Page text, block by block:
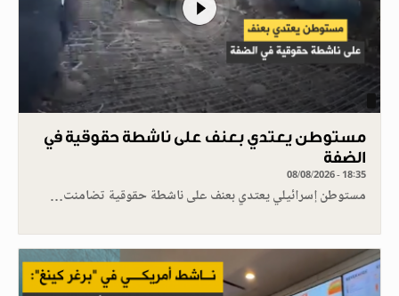
مستوطن يعتدي بعنف على ناشطة حقوقية في
الضفة
08/08/2026 - 18:35
مستوطن إسرائيلي يعتدي بعنف على ناشطة حقوقية تضامنت…